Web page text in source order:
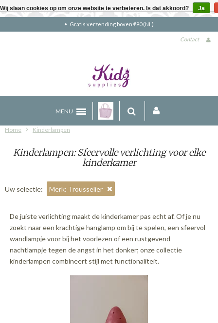
Gratis verzending boven €90 (NL)
Contact
MENU
Home Kinderlampen
Kinderlampen: Sfeervolle verlichting voor elke
kinderkamer
Uw selectie: Merk: Trousselier
De juiste verlichting maakt de kinderkamer pas echt af. Of je nu
zoekt naar een krachtige hanglamp om bij te spelen, een sfeervol
wandlampje voor bij het voorlezen of een rustgevend
nachtlampje tegen de angst in het donker; onze collectie
kinderlampen combineert stijl met functionaliteit.
Wij slaan cookies op om onze website te verbeteren. Is dat akkoord? Ja